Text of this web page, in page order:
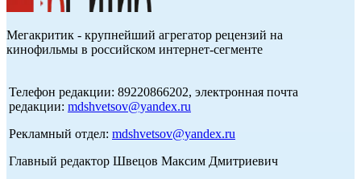
Мегакритик - крупнейший агрегатор рецензий на
кинофильмы в российском интернет-сегменте
Телефон редакции: 89220866202, электронная почта
редакции: mdshvetsov@yandex.ru
Рекламный отдел: mdshvetsov@yandex.ru
Главный редактор Швецов Максим Дмитриевич